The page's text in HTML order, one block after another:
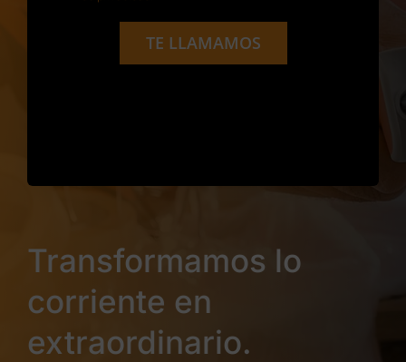
TE LLAMAMOS
Transformamos lo
corriente en
extraordinario.